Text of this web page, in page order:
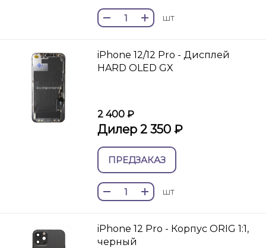
шт
iPhone 12/12 Pro - Дисплей
HARD OLED GX
2 400 ₽
Дилер 2 350 ₽
ПРЕДЗАКАЗ
шт
iPhone 12 Pro - Корпус ORIG 1:1,
черный